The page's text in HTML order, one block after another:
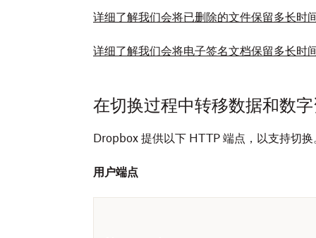
详细了解我们会将已删除的文件保留多长时
详细了解我们会将电子签名文档保留多长时
在切换过程中转移数据和数
Dropbox 提供以下 HTTP 端点，以支持切
用户端点